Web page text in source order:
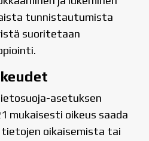
tunnistautumista
suoritetaan
asetuksen
mukaisesti oikeus saada
oikaisemista tai